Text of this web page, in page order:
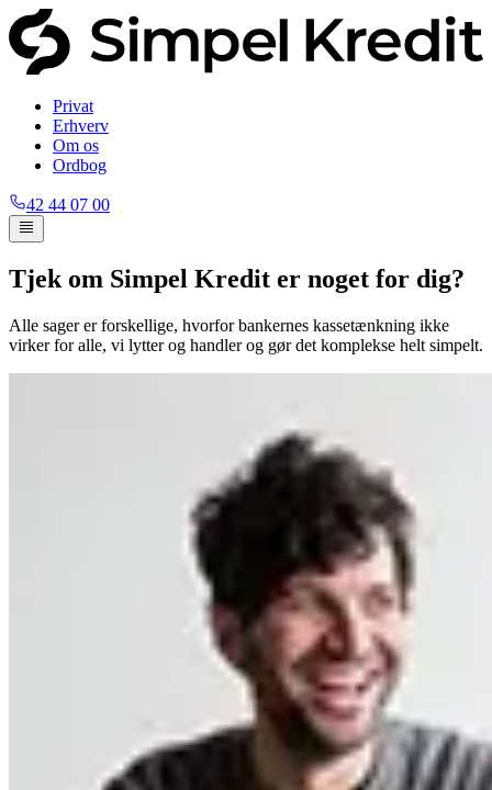
Privat
Erhverv
Om os
Ordbog
42 44 07 00
Tjek om Simpel Kredit er noget for dig?
Alle sager er forskellige, hvorfor bankernes kassetænkning ikke
virker for alle, vi lytter og handler og gør det komplekse helt simpelt.